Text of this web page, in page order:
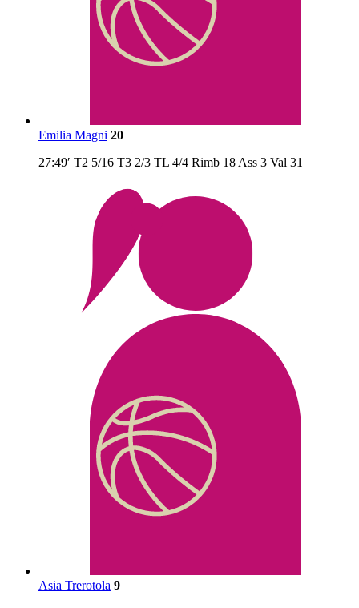
Emilia Magni 20
27:49′ T2 5/16 T3 2/3 TL 4/4 Rimb 18 Ass 3 Val 31
Asia Trerotola 9